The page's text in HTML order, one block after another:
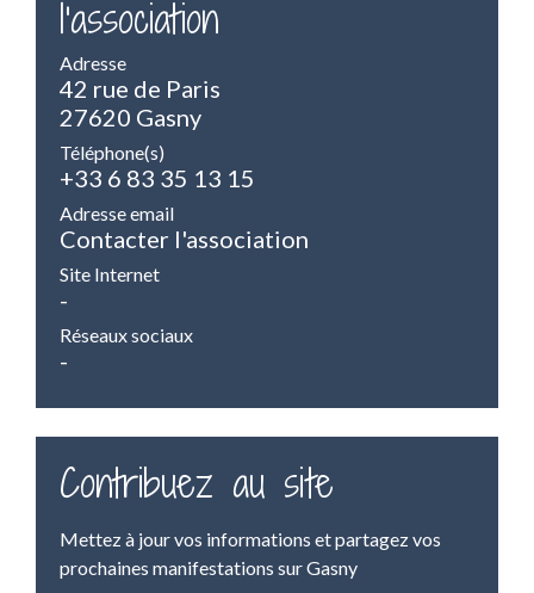
l'association
Adresse
42 rue de Paris
27620 Gasny
Téléphone(s)
+33 6 83 35 13 15
Adresse email
Contacter l'association
Site Internet
-
Réseaux sociaux
-
Contribuez au site
Mettez à jour vos informations et partagez vos
prochaines manifestations sur Gasny